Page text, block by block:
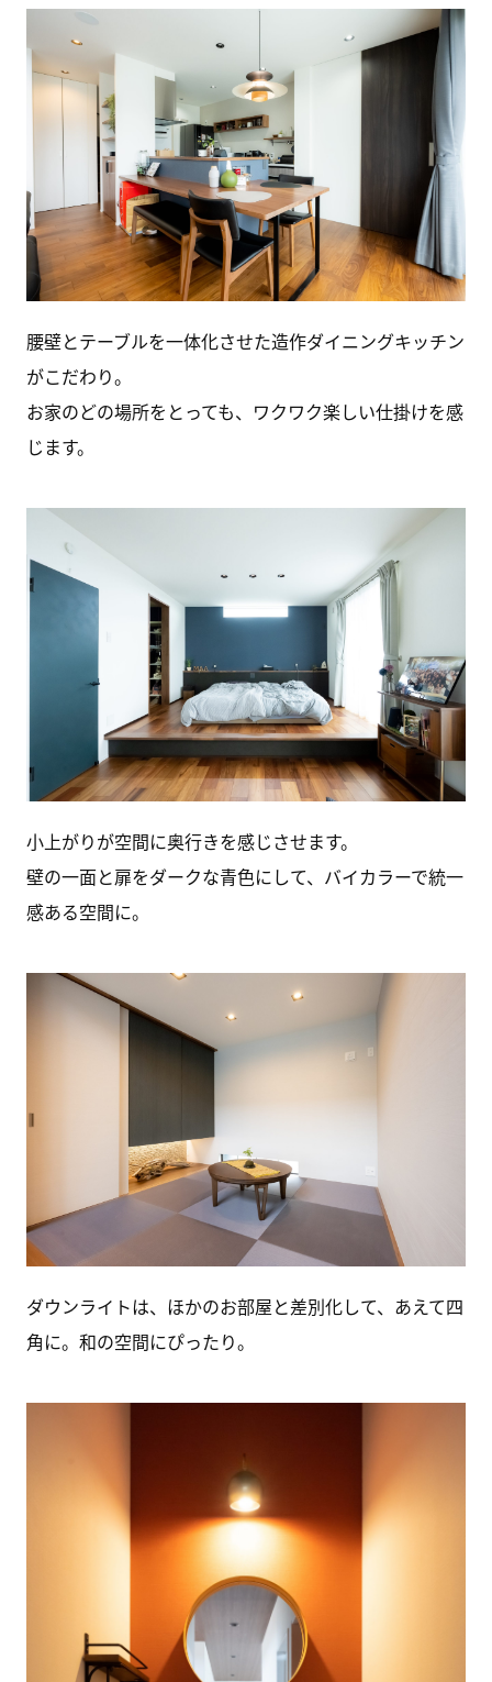
腰壁とテーブルを一体化させた造作ダイニングキッチン
がこだわり。
お家のどの場所をとっても、ワクワク楽しい仕掛けを感
じます。
小上がりが空間に奥行きを感じさせます。
壁の一面と扉をダークな青色にして、バイカラーで統一
感ある空間に。
ダウンライトは、ほかのお部屋と差別化して、あえて四
角に。和の空間にぴったり。